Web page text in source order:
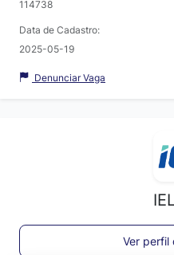
114738
Data de Cadastro:
2025-05-19
Denunciar Vaga
Ver perfil